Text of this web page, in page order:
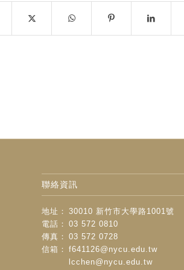
聯絡資訊
地址：
30010 新竹市大學路1001號
電話：
03 572 0810
傳真：
03 572 0728
信箱：
f641126@nycu.edu.tw
lcchen@nycu.edu.tw